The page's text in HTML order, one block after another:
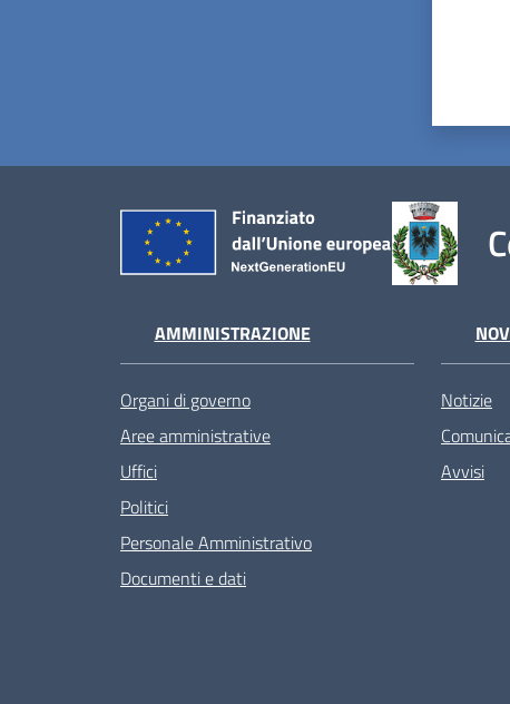
AMMINISTRAZIONE
Organi di governo
Aree amministrative
Uffici
Politici
Personale Amministrativo
Documenti e dati
Notizie
Avvisi